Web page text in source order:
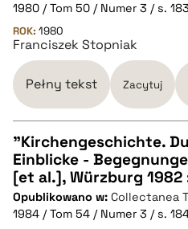
pobierz cytat
BIBTEX
pobierz cytat
1980 / Tom 50 / Numer 3 / s.
ROK: 1980
Franciszek Stopniak
Pełny tekst Zacytuj
CZYSTY TEKST
pobierz cytat
"Kirchengeschichte.
Einblicke -
[et al.], Würzburg
Opublikowano w: Collectanea
1984 / Tom 54 / Numer 3 / s.